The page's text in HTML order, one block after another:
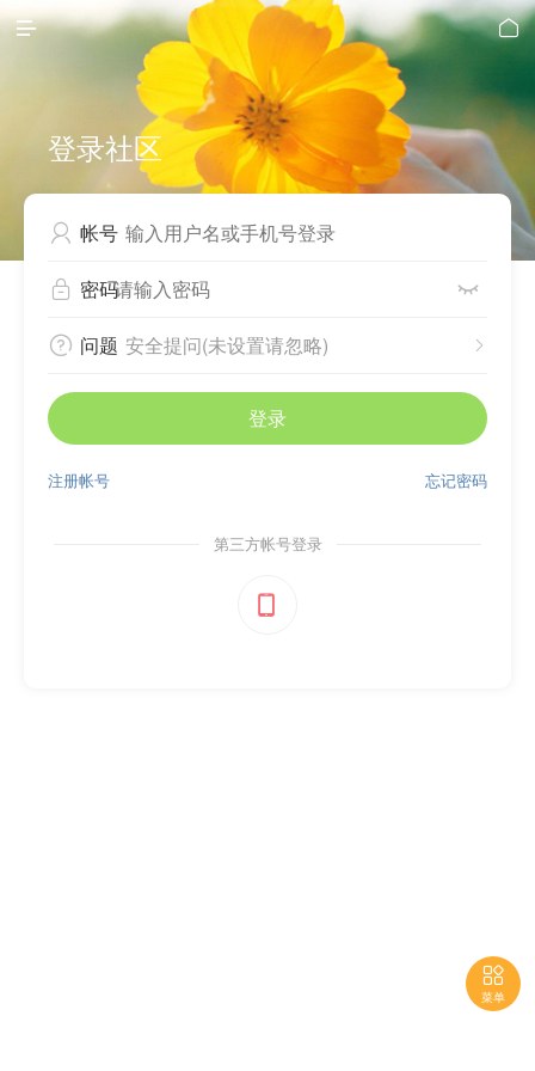
 
登录社区
 帐号
 密码 
 问题 
安全提问(未设置请忽略)
登录
忘记密码
注册帐号
第三方帐号登录


菜单